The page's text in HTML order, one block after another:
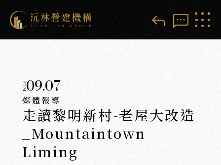
reply sms
202409.07
媒體報導
走讀黎明新村-老屋大改造
_Mountaintown
Liming